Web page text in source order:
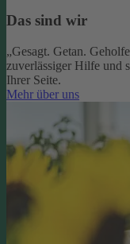
Das sind wir
„Gesagt. Getan.
zuverlässiger Hilfe und
Ihrer Seite.
Mehr über uns